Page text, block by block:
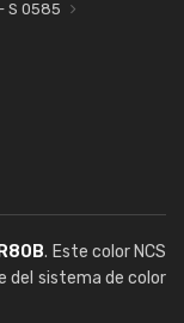
S 0585
. Este color NCS
del sistema de color